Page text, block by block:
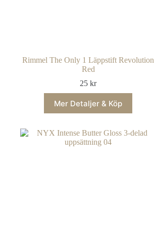
Rimmel The Only 1 Läppstift Revolution
Red
25kr
Mer Detaljer & Köp